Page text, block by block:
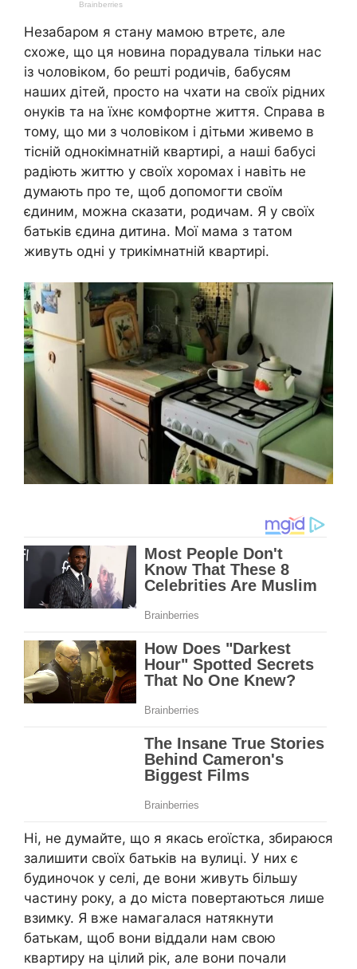
Незабаром я стану мамою втретє, але
схоже, що ця новина порадувала тільки нас
із чоловіком, бо решті родичів, бабусям
наших дітей, просто на чхати на своїх рідних
онуків та на їхнє комфортне життя. Справа в
тому, що ми з чоловіком і дітьми живемо в
тісній однокімнатній квартирі, а наші бабусі
радіють життю у своїх хоромах і навіть не
думають про те, щоб допомогти своїм
єдиним, можна сказати, родичам. Я у своїх
батьків єдина дитина. Мої мама з татом
живуть одні у трикімнатній квартирі.
Ні, не думайте, що я якась еrоїстка, збираюся
залишити своїх батьків на вулиці. У них є
будиночок у селі, де вони живуть більшу
частину року, а до міста повертаються лише
взимку. Я вже намагалася натякнути
батькам, щоб вони віддали нам свою
квартиру на цілий рік, але вони почали